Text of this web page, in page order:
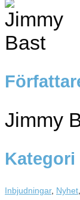
Jimmy
Kategori
Inbjudningar, Nyhet